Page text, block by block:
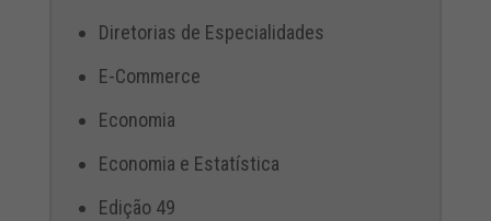
Diretorias de Especialidades
E-Commerce
Economia
Economia e Estatística
Edição 49